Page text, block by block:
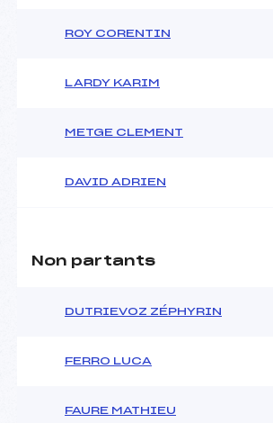
ROY CORENTIN
LARDY KARIM
METGE CLEMENT
DAVID ADRIEN
Non partants
DUTRIEVOZ ZÉPHYRIN
FERRO LUCA
FAURE MATHIEU